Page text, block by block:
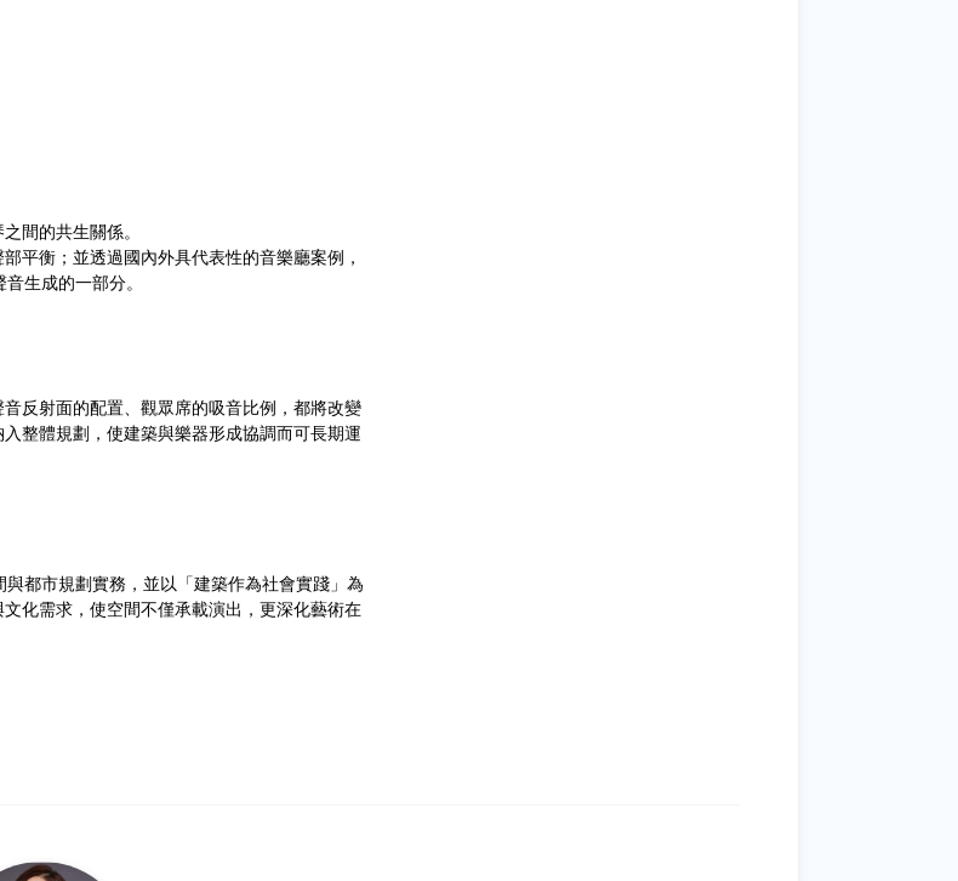
間的共生關係。
平衡；並透過國內外具代表性的音樂廳案例，
生成的一部分。
反射面的配置、觀眾席的吸音比例，都將改變
整體規劃，使建築與樂器形成協調而可長期運
都市規劃實務，並以「建築作為社會實踐」為
化需求，使空間不僅承載演出，更深化藝術在